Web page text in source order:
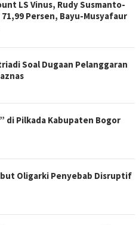
LS Vinus, Rudy Susmanto-
71,99 Persen, Bayu-Musyafaur
Soal Dugaan Pelanggaran
di Pilkada Kabupaten Bogor
Oligarki Penyebab Disruptif